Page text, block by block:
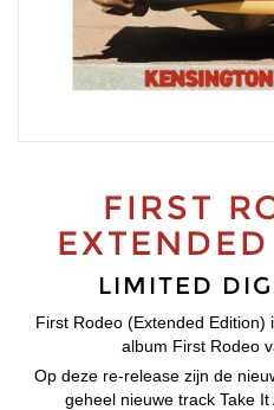
FIRST
LIMITED
First Rodeo (Extended Edition)
album First Rodeo
Op deze re-release zijn de
geheel nieuwe track Take It